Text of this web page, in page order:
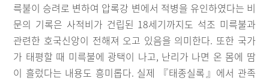
륵불이 승려로 변하여 압록강 변에서 적병을 유인하였다는 비
문의 기록은 사적비가 건립된 18세기까지도 석조 미륵불과
관련한 호국신앙이 전해져 오고 있음을 의미한다. 또한 국가
가 태평할 때 미륵불에 광택이 나고, 난리가 나면 온 몸에 땀
이 흘렀다는 내용도 흥미롭다. 실제 『태종실록』에서 관족